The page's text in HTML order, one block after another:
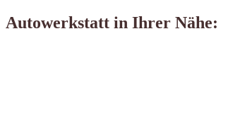
Autowerkstatt in Ihrer Nähe: